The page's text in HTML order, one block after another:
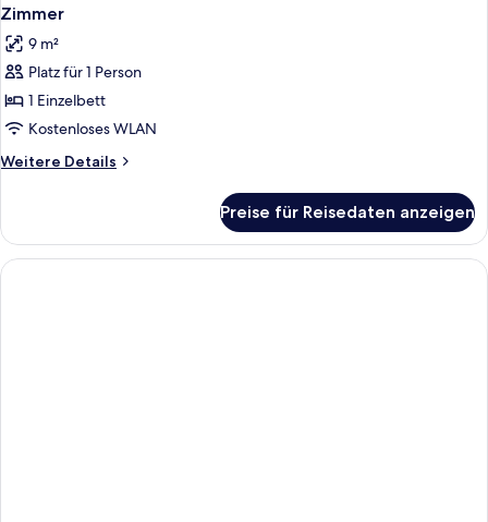
Zimmer
9 m²
Platz für 1 Person
1 Einzelbett
Kostenloses WLAN
Weitere Details
Weitere
Preise für Reisedaten anzeigen